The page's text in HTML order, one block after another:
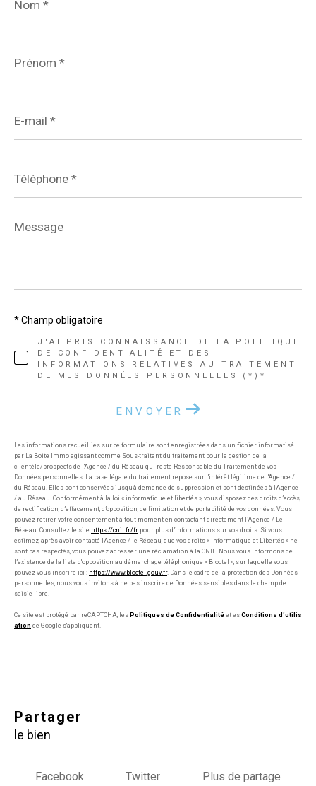
*
mail
*
*
Message
*
J'AI PRIS CONNAISSANCE DE LA POLITIQUE
DE CONFIDENTIALITÉ ET DES
INFORMATIONS RELATIVES AU TRAITEMENT
DE MES DONNÉES PERSONNELLES (*)*
* Champ obligatoire
ENVOYER
Les informations recueillies sur ce formulaire sont enregistrées dans un fichier informatisé
par La Boite Immo agissant comme Sous-traitant du traitement pour la gestion de la
clientèle/prospects de l'Agence / du Réseau qui reste Responsable du Traitement de vos
Données personnelles. La base légale du traitement repose sur l'intérêt légitime de l'Agence /
du Réseau. Elles sont conservées jusqu'à demande de suppression et sont destinées à l'Agence
/ au Réseau. Conformément à la loi « informatique et libertés », vous disposez des droits d’accès,
de rectification, d’effacement, d’opposition, de limitation et de portabilité de vos données. Vous
pouvez retirer votre consentement à tout moment en contactant directement l’Agence / Le
Réseau. Consultez le site https://cnil.fr/fr pour plus d’informations sur vos droits. Si vous
estimez, après avoir contacté l'Agence / le Réseau, que vos droits « Informatique et Libertés » ne
sont pas respectés, vous pouvez adresser une réclamation à la CNIL. Nous vous informons de
l’existence de la liste d'opposition au démarchage téléphonique « Bloctel », sur laquelle vous
pouvez vous inscrire ici : https://www.bloctel.gouv.fr. Dans le cadre de la protection des Données
personnelles, nous vous invitons à ne pas inscrire de Données sensibles dans le champ de
saisie libre.
Ce site est protégé par reCAPTCHA, les Politiques de Confidentialité et es Conditions d'utilis
ation de Google s'appliquent.
partager
le bien
Facebook Twitter Plus de partage